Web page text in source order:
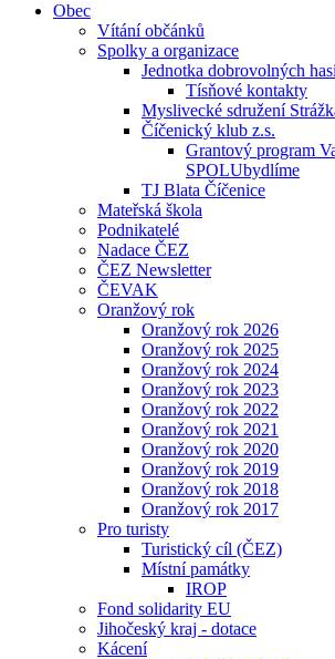
Obec
Vítání občánků
Spolky a organizace
Jednotka dobrovolných
Tísňové kontakty
Myslivecké sdružení
Číčenický klub z.s.
Grantový program
SPOLUbydlíme
TJ Blata Číčenice
Mateřská škola
Podnikatelé
Nadace ČEZ
ČEZ Newsletter
ČEVAK
Oranžový rok
Oranžový rok 2026
Oranžový rok 2025
Oranžový rok 2024
Oranžový rok 2023
Oranžový rok 2022
Oranžový rok 2021
Oranžový rok 2020
Oranžový rok 2019
Oranžový rok 2018
Oranžový rok 2017
Pro turisty
Turistický cíl (ČEZ)
Místní památky
IROP
Fond solidarity EU
Jihočeský kraj - dotace
Kácení